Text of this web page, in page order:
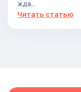
жда...
Читать статью